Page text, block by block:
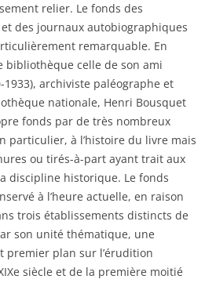
relier. Le fonds des
des journaux autobiographiques
remarquable. En
bibliothèque celle de son ami
1933), archiviste paléographe et
nationale, Henri Bousquet
fonds par de très nombreux
particulier, à l’histoire du livre mais
ou tirés-à-part ayant trait aux
discipline historique. Le fonds
à l’heure actuelle, en raison
trois établissements distincts de
son unité thématique, une
premier plan sur l’érudition
siècle et de la première moitié